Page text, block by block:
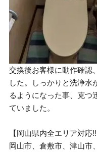
交換後お客様に動作確認
した。しっかりと洗浄水
るようになった事、克つ
ていました。
【岡山県内全エリア対応!!
岡山市、倉敷市、津山市